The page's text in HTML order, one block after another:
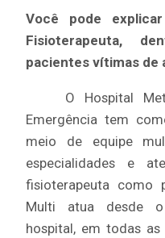
Você pode
Fisioterapeuta,
pacientes vítimas de
O Hospital
Emergência tem
meio de equipe
especialidades e
fisioterapeuta como
Multi atua desde
hospital, em todas